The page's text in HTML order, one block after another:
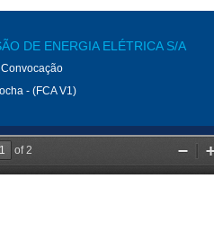
DE ENERGIA ELÉTRICA S/A
- (FCA V1)